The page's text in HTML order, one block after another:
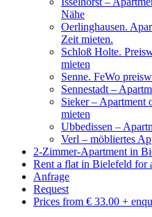
Nähe
Oerlinghausen.
Zeit mieten.
Schloß Holte.
mieten
Senne. FeWo
Sennestadt –
Sieker – Apartment
mieten
Ubbedissen –
Verl – möbliertes
2-Zimmer-Apartment in
Rent a flat in Bielefeld for
Anfrage
Request
Prices from € 33.00 +